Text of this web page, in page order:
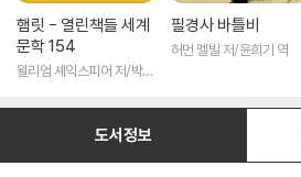
햄릿 - 열린책들 세계
문학 154
윌리엄 셰익스피어 저/박우
필경사 바틀비
허먼 멜빌 저/윤희기 역
도서정보